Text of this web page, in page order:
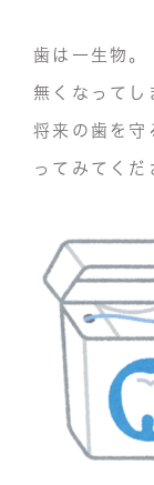
歯は一生物。
無くなってし
将来の歯を守
ってみてくだ